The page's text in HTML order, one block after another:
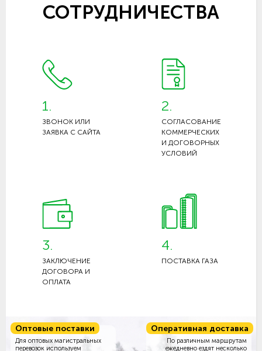
СОТРУДНИЧЕСТВА
1.
ЗВОНОК ИЛИ
ЗАЯВКА С САЙТА
2.
СОГЛАСОВАНИЕ
КОММЕРЧЕСКИХ
И ДОГОВОРНЫХ
УСЛОВИЙ
3.
ЗАКЛЮЧЕНИЕ
ДОГОВОРА И
ОПЛАТА
4.
ПОСТАВКА ГАЗА
Оптовые поставки
Для оптовых магистральных
перевозок используем
Оперативная доставка
По различным маршрутам
ежедневно ездят несколько